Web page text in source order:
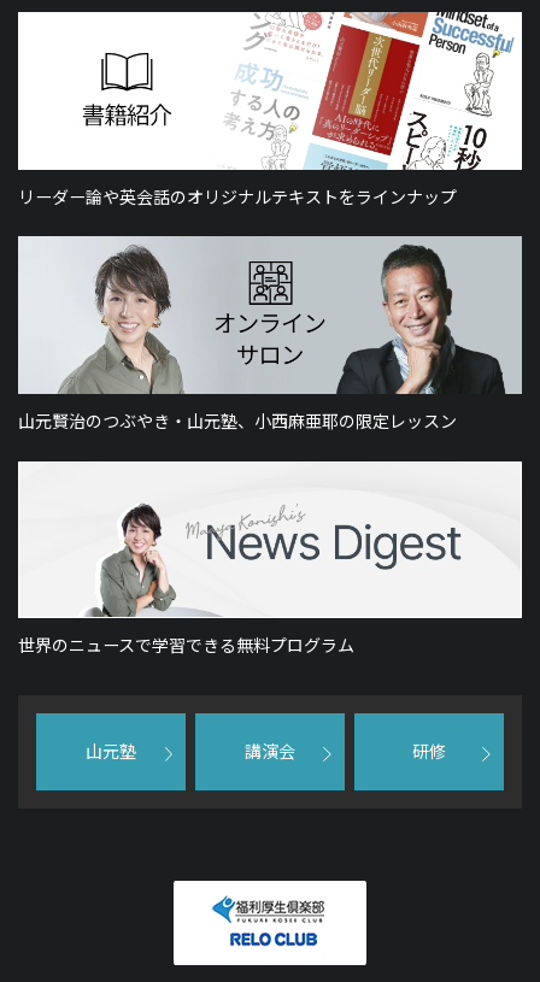
リーダー論や英会話のオリジナルテキストをラインナップ
山元賢治のつぶやき・山元塾、小西麻亜耶の限定レッスン
世界のニュースで学習できる無料プログラム
山元塾 講演会 研修